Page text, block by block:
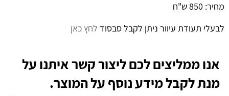
מחיר: 850 ש"ח
לבעלי תעודת עיוור ניתן לקבל סבסוד לחץ כאן
אנו ממליצים לכם ליצור קשר איתנו על
מנת לקבל מידע נוסף על המוצר.